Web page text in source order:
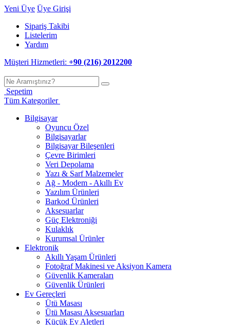
Yeni Üye Üye Girişi
Sipariş Takibi
Listelerim
Yardım
Müşteri Hizmetleri: +90 (216) 2012200
Sepetim
Tüm Kategoriler
Bilgisayar
Oyuncu Özel
Bilgisayarlar
Bilgisayar Bileşenleri
Çevre Birimleri
Veri Depolama
Yazı & Sarf Malzemeler
Ağ - Modem - Akıllı Ev
Yazılım Ürünleri
Barkod Ürünleri
Aksesuarlar
Güç Elektroniği
Kulaklık
Kurumsal Ürünler
Elektronik
Akıllı Yaşam Ürünleri
Fotoğraf Makinesi ve Aksiyon Kamera
Güvenlik Kameraları
Güvenlik Ürünleri
Ev Gereçleri
Ütü Masası
Ütü Masası Aksesuarları
Küçük Ev Aletleri